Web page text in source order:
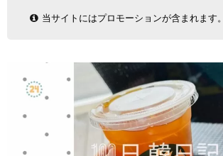
当サイトにはプロモーションが含まれます。